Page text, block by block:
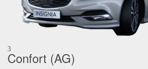
3
Confort (AG)